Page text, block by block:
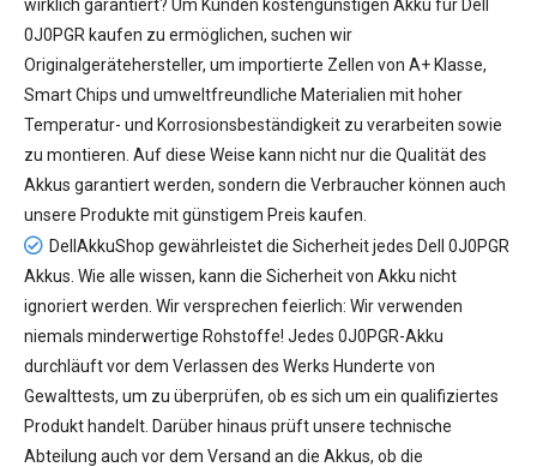
wirklich garantiert? Um Kunden kostengünstigen Akku für Dell
0J0PGR kaufen zu ermöglichen, suchen wir
Originalgerätehersteller, um importierte Zellen von A+ Klasse,
Smart Chips und umweltfreundliche Materialien mit hoher
Temperatur- und Korrosionsbeständigkeit zu verarbeiten sowie
zu montieren. Auf diese Weise kann nicht nur die Qualität des
Akkus garantiert werden, sondern die Verbraucher können auch
unsere Produkte mit günstigem Preis kaufen.
DellAkkuShop gewährleistet die Sicherheit jedes Dell 0J0PGR
Akkus . Wie alle wissen, kann die Sicherheit von Akku nicht
ignoriert werden. Wir versprechen feierlich: Wir verwenden
niemals minderwertige Rohstoffe! Jedes 0J0PGR-Akku
durchläuft vor dem Verlassen des Werks Hunderte von
Gewalttests, um zu überprüfen, ob es sich um ein qualifiziertes
Produkt handelt. Darüber hinaus prüft unsere technische
Abteilung auch vor dem Versand an die Akkus, ob die